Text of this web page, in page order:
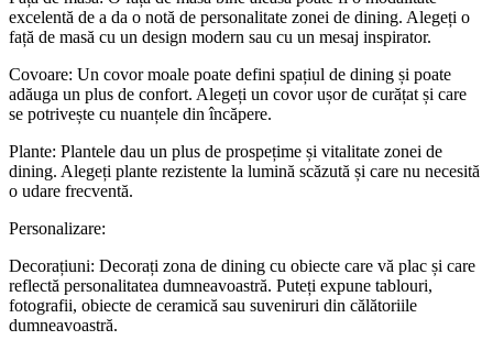
excelentă de a da o notă de personalitate zonei de dining. Alegeți o
față de masă cu un design modern sau cu un mesaj inspirator.
Covoare: Un covor moale poate defini spațiul de dining și poate
adăuga un plus de confort. Alegeți un covor ușor de curățat și care
se potrivește cu nuanțele din încăpere.
Plante: Plantele dau un plus de prospețime și vitalitate zonei de
dining. Alegeți plante rezistente la lumină scăzută și care nu necesită
o udare frecventă.
Personalizare:
Decorațiuni: Decorați zona de dining cu obiecte care vă plac și care
reflectă personalitatea dumneavoastră. Puteți expune tablouri,
fotografii, obiecte de ceramică sau suveniruri din călătoriile
dumneavoastră.